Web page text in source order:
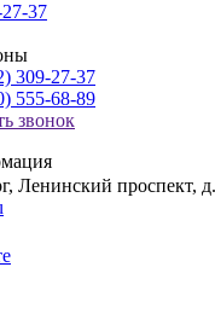
37
309-27-37
555-68-89
звонок
Ленинский проспект,